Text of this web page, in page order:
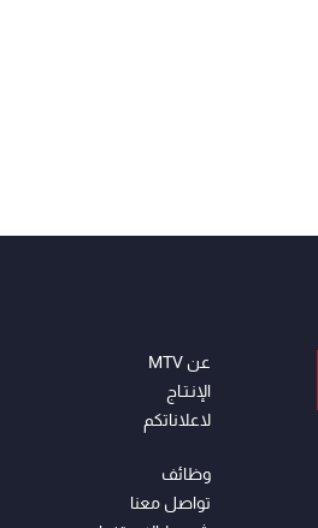
عن MTV
الإنـتـاج
لاعلاناتكم
وظائف
تواصل معنا